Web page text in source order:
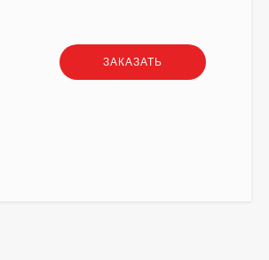
ЗАКАЗАТЬ